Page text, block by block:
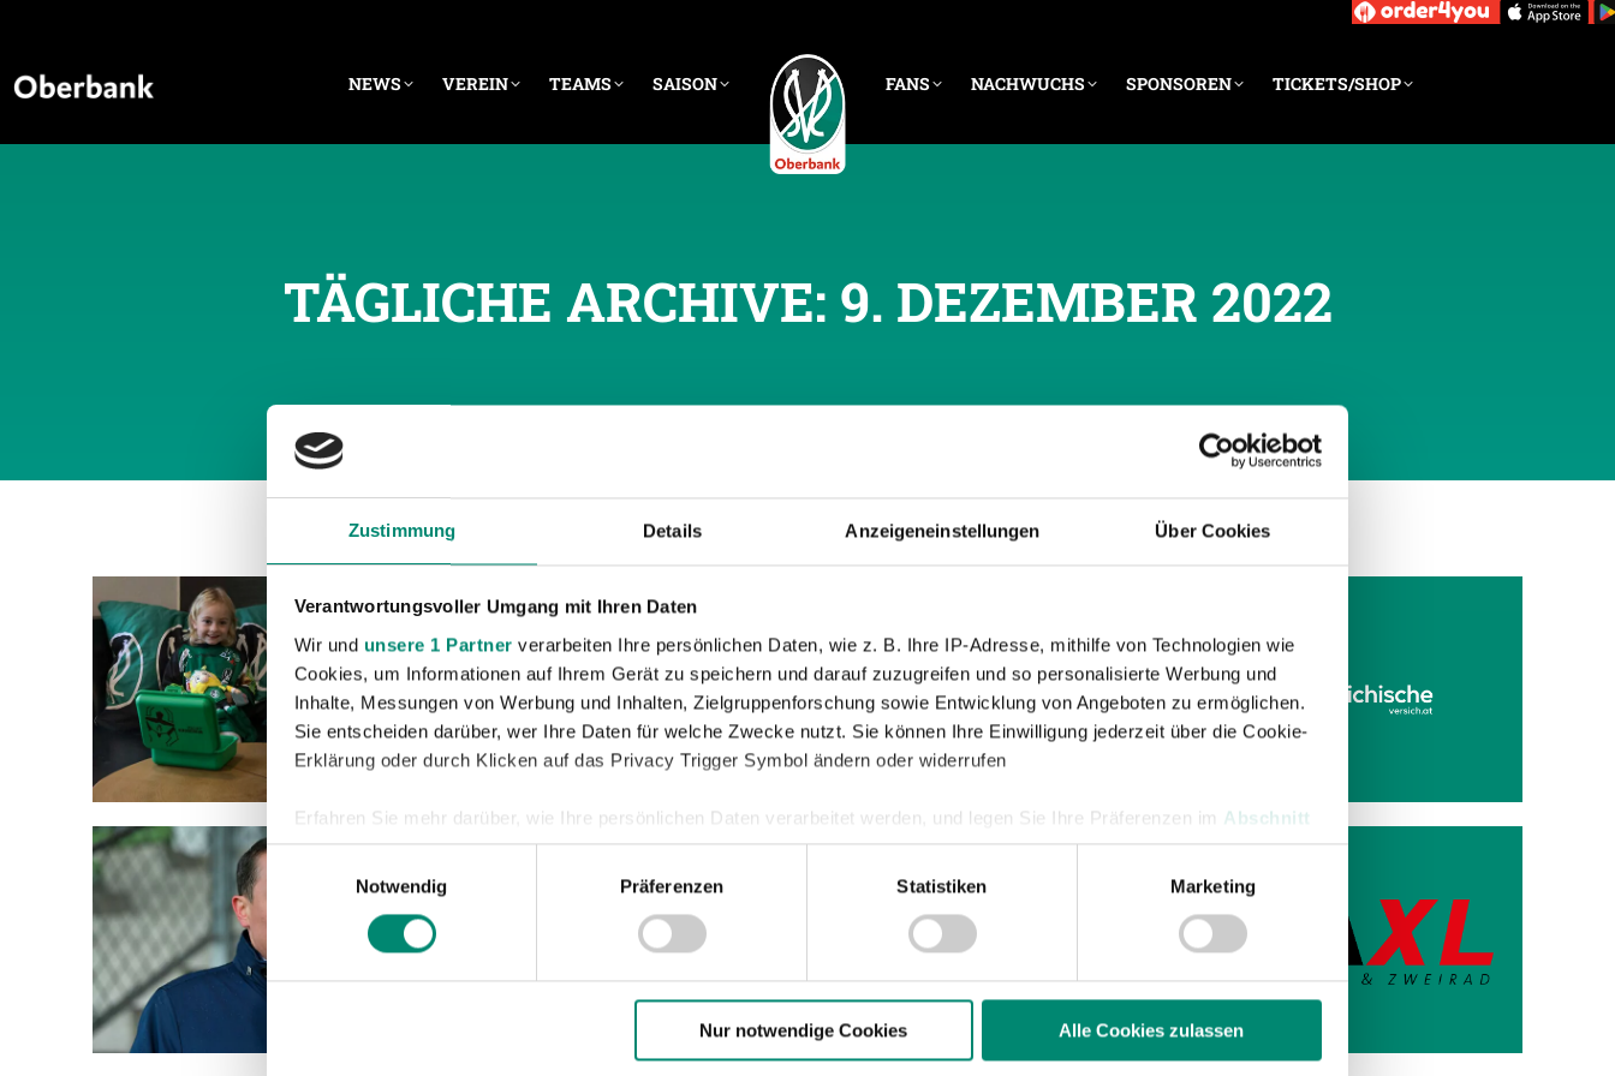
Zustimmung Details Anzeigeneinstellungen Über Cookies
Verantwortungsvoller Umgang mit Ihren Daten
Wir und unsere 1 Partner verarbeiten Ihre persönlichen Daten, wie z. B. Ihre IP-Adresse, mithilfe von Technologien wie
Cookies, um Informationen auf Ihrem Gerät zu speichern und darauf zuzugreifen und so personalisierte Werbung und
Inhalte, Messungen von Werbung und Inhalten, Zielgruppenforschung sowie Entwicklung von Angeboten zu ermöglichen.
Sie entscheiden darüber, wer Ihre Daten für welche Zwecke nutzt. Sie können Ihre Einwilligung jederzeit über die Cookie-
Erklärung oder durch Klicken auf das Privacy Trigger Symbol ändern oder widerrufen
Erfahren Sie mehr darüber, wie Ihre persönlichen Daten verarbeitet werden, und legen Sie Ihre Präferenzen im Abschnitt
Einzelheitenfest.
Wir verwenden Cookies, um Inhalte und Anzeigen zu personalisieren, Funktionen für soziale Medien anbieten zu können
und die Zugriffe auf unsere Website zu analysieren. Außerdem geben wir Informationen zu Ihrer Verwendung unserer
Einwilligungsauswahl
Notwendig
Präferenzen Statistiken Marketing
Nur notwendige Cookies Alle Cookies zulassen
NEWS VEREIN TEAMS SAISON FANS NACHWUCHS SPONSOREN TICKETS/SHOP
TÄGLICHE ARCHIVE: 9. DEZEMBER 2022
09.12.2022 | ALLGEMEINE NEWS
BIS 16. DEZEMBER BESTELLEN
Bestelle rechtzeitig bis Freitag, den 16. Dezember und du bekommst dein
Geschenk pünktlich vor Weihnachten!
09.12.2022| ALLGEMEINE NEWS
PRÄSIDENT ROLAND DAXL NEU IM BUNDESLIGA-
AUFSICHTSRAT
Daxl, Präsident der SV Guntamatic Ried, für den Aufsichtsrat der
Österreichischen Fußball-Bundesliga nominiert. Daxl folgt Martin